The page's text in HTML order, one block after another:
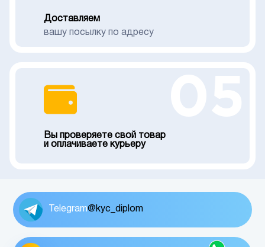
Доставляем
вашу посылку по адресу
Вы проверяете свой товар
и оплачиваете курьеру
Telegram@kyc_diplom